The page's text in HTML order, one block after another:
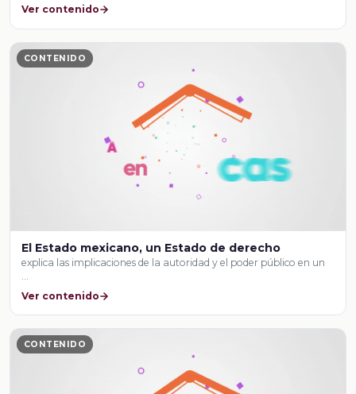
Ver contenido
CONTENIDO
El Estado mexicano, un Estado de derecho
explica las implicaciones de la autoridad y el poder público en un
…
Ver contenido
CONTENIDO